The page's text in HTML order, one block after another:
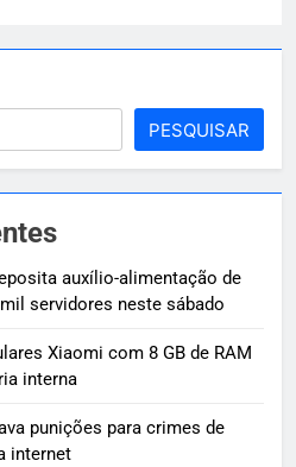
PESQUISAR
auxílio-alimentação de
servidores neste sábado
Xiaomi com 8 GB de RAM
interna
punições para crimes de
internet